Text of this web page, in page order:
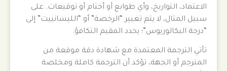
الاعتماد، التواريخ، وأي طوابع أو أختام أو توقيعات. على
سبيل المثال، لا يتم تغيير “الرخصة” أو “الليسانييت” إلى
“درجة البكالوريوس”؛ يحدد المقيم التكافؤ.
تأتي الترجمة المعتمدة مع شهادة دقة موقعة من
المترجم أو الجهة، تؤكد أن الترجمة كاملة ومخلصة